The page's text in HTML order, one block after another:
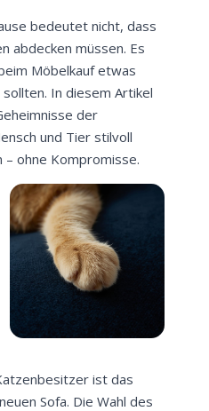
bedeutet nicht, dass
abdecken müssen. Es
Möbelkauf etwas
In diesem Artikel
der
und Tier stilvoll
– ohne Kompromisse.
ist das
Sofa. Die Wahl des